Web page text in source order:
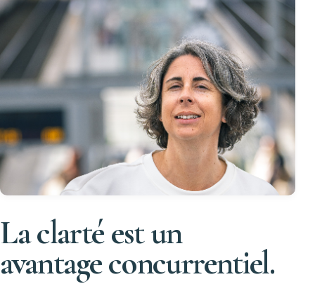
La clarté est un
avantage concurrentiel.